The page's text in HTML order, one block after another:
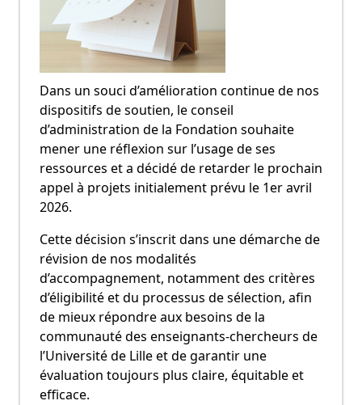
Dans un souci d’amélioration continue de nos
dispositifs de soutien, le conseil
d’administration de la Fondation souhaite
mener une réflexion sur l’usage de ses
ressources et a décidé de retarder le prochain
appel à projets initialement prévu le 1er avril
2026.
Cette décision s’inscrit dans une démarche de
révision de nos modalités
d’accompagnement, notamment des critères
d’éligibilité et du processus de sélection, afin
de mieux répondre aux besoins de la
communauté des enseignants-chercheurs de
l’Université de Lille et de garantir une
évaluation toujours plus claire, équitable et
efficace.